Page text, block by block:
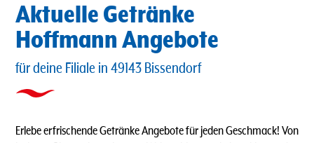
Aktuelle Getränke
Hoffmann Angebote
für deine Filiale in 49143 Bissendorf
Erlebe erfrischende Getränke Angebote für jeden Geschmack! Von